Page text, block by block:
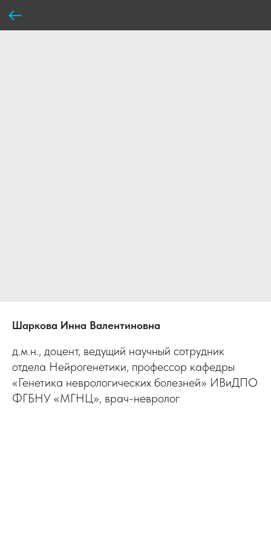
Шаркова Инна Валентиновна
д.м.н., доцент, ведущий научный сотрудник
отдела Нейрогенетики, профессор кафедры
«Генетика неврологических болезней» ИВиДПО
ФГБНУ «МГНЦ», врач-невролог